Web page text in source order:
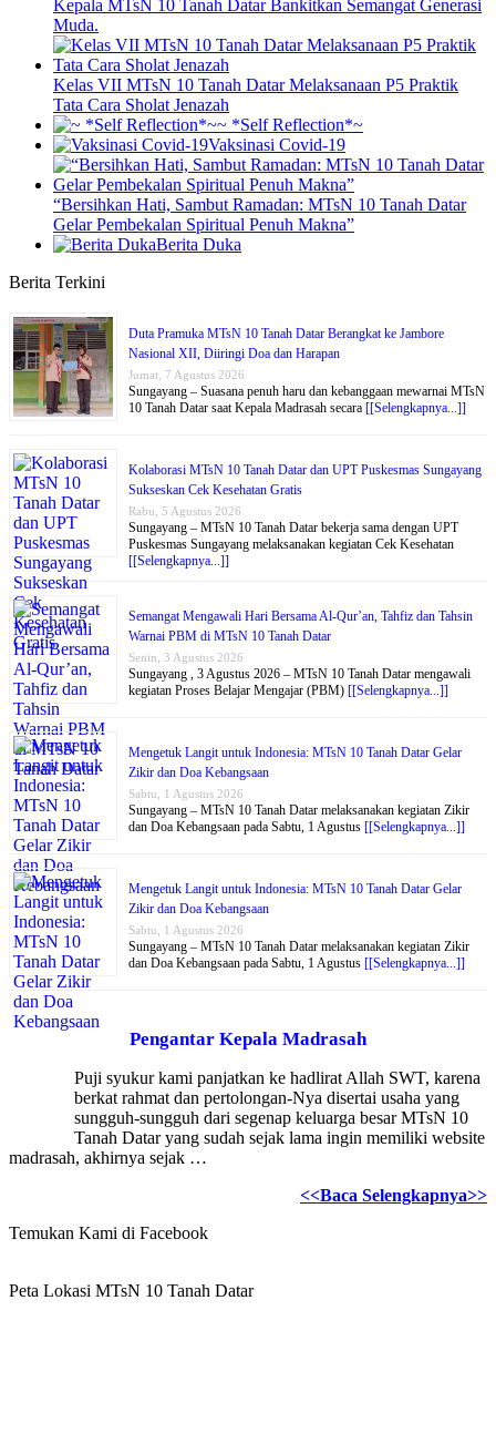
Kepala MTsN 10 Tanah Datar Bankitkan Semangat Generasi
Muda.
Kelas VII MTsN 10 Tanah Datar Melaksanaan P5 Praktik
Tata Cara Sholat Jenazah
~ *Self Reflection*~
Vaksinasi Covid-19
“Bersihkan Hati, Sambut Ramadan: MTsN 10 Tanah Datar
Gelar Pembekalan Spiritual Penuh Makna”
Berita Duka
Berita Terkini
Duta Pramuka MTsN 10 Tanah Datar Berangkat ke Jambore
Nasional XII, Diiringi Doa dan Harapan
Jumat, 7 Agustus 2026
Sungayang – Suasana penuh haru dan kebanggaan mewarnai MTsN
10 Tanah Datar saat Kepala Madrasah secara [[Selengkapnya...]]
Kolaborasi MTsN 10 Tanah Datar dan UPT Puskesmas Sungayang
Sukseskan Cek Kesehatan Gratis
Rabu, 5 Agustus 2026
Sungayang – MTsN 10 Tanah Datar bekerja sama dengan UPT
Puskesmas Sungayang melaksanakan kegiatan Cek Kesehatan
[[Selengkapnya...]]
Semangat Mengawali Hari Bersama Al-Qur’an, Tahfiz dan Tahsin
Warnai PBM di MTsN 10 Tanah Datar
Senin, 3 Agustus 2026
Sungayang , 3 Agustus 2026 – MTsN 10 Tanah Datar mengawali
kegiatan Proses Belajar Mengajar (PBM) [[Selengkapnya...]]
Mengetuk Langit untuk Indonesia: MTsN 10 Tanah Datar Gelar
Zikir dan Doa Kebangsaan
Sabtu, 1 Agustus 2026
Sungayang – MTsN 10 Tanah Datar melaksanakan kegiatan Zikir
dan Doa Kebangsaan pada Sabtu, 1 Agustus [[Selengkapnya...]]
Mengetuk Langit untuk Indonesia: MTsN 10 Tanah Datar Gelar
Zikir dan Doa Kebangsaan
Sabtu, 1 Agustus 2026
Sungayang – MTsN 10 Tanah Datar melaksanakan kegiatan Zikir
dan Doa Kebangsaan pada Sabtu, 1 Agustus [[Selengkapnya...]]
Pengantar Kepala Madrasah
Puji syukur kami panjatkan ke hadlirat Allah SWT, karena
berkat rahmat dan pertolongan-Nya disertai usaha yang
sungguh-sungguh dari segenap keluarga besar MTsN 10
Tanah Datar yang sudah sejak lama ingin memiliki website
madrasah, akhirnya sejak …
<<Baca Selengkapnya>>
Temukan Kami di Facebook
Peta Lokasi MTsN 10 Tanah Datar